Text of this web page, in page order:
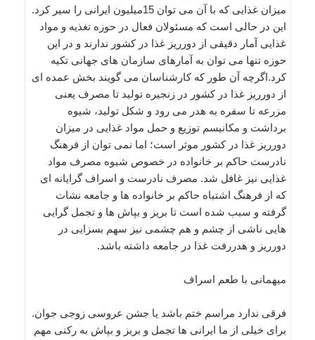
میزان غذایی که با آن می توان 15میلیون ایرانی را سیر کرد.
این در حالی است که مسئولان فعال در حوزه تغذیه و مواد
غذایی آمار دقیقی از دورریز غذا در کشور ندارند و در این
حوزه تنها می توان به آمارهای سازمان های جهانی تکیه
کرد.اگرچه آن طور که کارشناسان می گویند بخش عمده ای
از دورریز غذا در کشور در زنجیره تولید تا مصرف یعنی
مزرعه تا سفره به هدر می رود و شکل تولید، شیوه
برداشت و مکانیسم توزیع و حمل مواد غذایی در میزان
دورریز غذا در کشور موثر است؛ اما نمی توان از فرهنگ
نادرست حاکم بر خانواده در خصوص شیوه مصرف مواد
غذایی نیز غافل شد. مصرف نادرست و اسراف گرایانه ای
که از فرهنگ اشتباه حاکم بر خانواده ها و جامعه نشات
گرفته و سبب شده است تا بریز و بپاش ها و تجمل گرایی
هایی ناشی از چشم و هم چشمی نیز سهم بسزایی در
دورریز و هدررفت غذا در جامعه داشته باشد.
میهمانی با طعم اسراف
فرقی ندارد مراسم ختم باشد یا جشن عروسی زوجی جوان.
برای خیلی از ما ایرانی ها تجمل و بریز و بپاش به رکنی مهم